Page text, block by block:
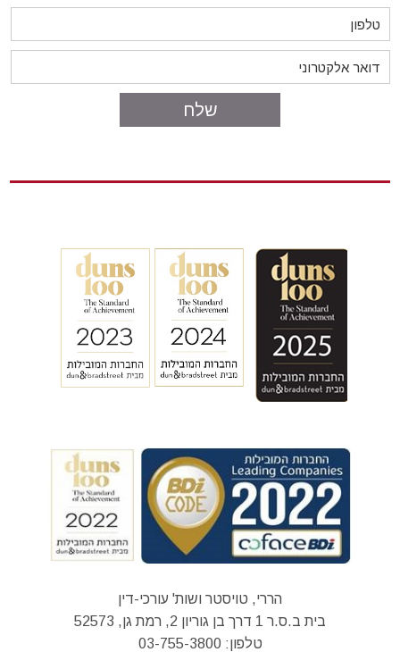
הררי, טויסטר ושות' עורכי-דין
בית ב.ס.ר 1 דרך בן גוריון 2, רמת גן, 52573
טלפון: 03-755-3800